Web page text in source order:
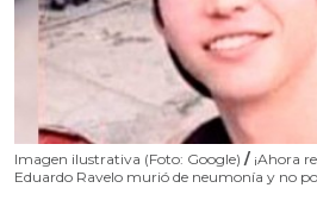
Imagen ilustrativa (Foto: Google) / ¡Ahora
Eduardo Ravelo murió de neumonía y no